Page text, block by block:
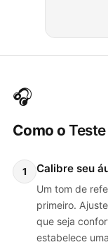
🎧
Como o
1 Calibre seu
Um tom de
primeiro.
que seja
estabelece